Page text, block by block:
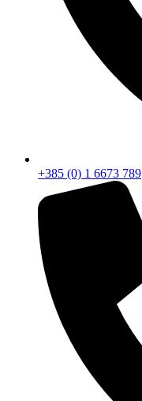
+385 (0) 1 6673 789